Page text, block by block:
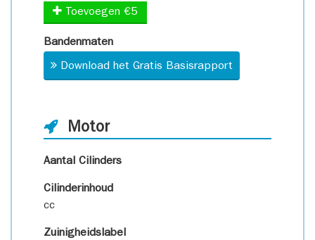
Toevoegen €5
Bandenmaten
Download het Gratis Basisrapport
Motor
Aantal Cilinders
Cilinderinhoud
cc
Zuinigheidslabel